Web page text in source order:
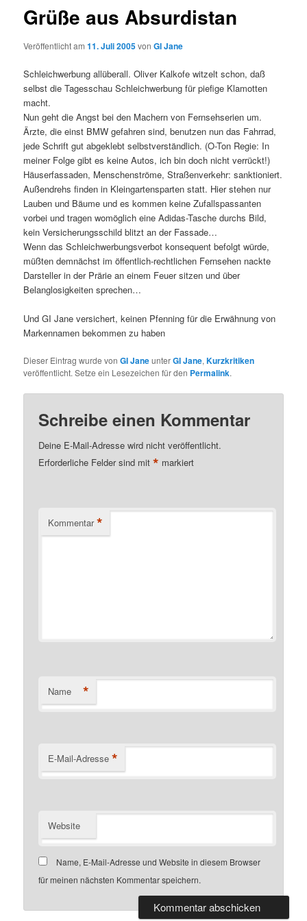
Grüße aus Absurdistan
Veröffentlicht am11. Juli 2005vonGI Jane
Schleichwerbung allüberall. Oliver Kalkofe witzelt schon, daß
selbst die Tagesschau Schleichwerbung für piefige Klamotten
macht.
Nun geht die Angst bei den Machern von Fernsehserien um.
Ärzte, die einst BMW gefahren sind, benutzen nun das Fahrrad,
jede Schrift gut abgeklebt selbstverständlich. (O-Ton Regie: In
meiner Folge gibt es keine Autos, ich bin doch nicht verrückt!)
Häuserfassaden, Menschenströme, Straßenverkehr: sanktioniert.
Außendrehs finden in Kleingartensparten statt. Hier stehen nur
Lauben und Bäume und es kommen keine Zufallspassanten
vorbei und tragen womöglich eine Adidas-Tasche durchs Bild,
kein Versicherungsschild blitzt an der Fassade…
Wenn das Schleichwerbungsverbot konsequent befolgt würde,
müßten demnächst im öffentlich-rechtlichen Fernsehen nackte
Darsteller in der Prärie an einem Feuer sitzen und über
Belanglosigkeiten sprechen…
Und GI Jane versichert, keinen Pfenning für die Erwähnung von
Markennamen bekommen zu haben
Dieser Eintrag wurde vonGI JaneunterGI Jane,Kurzkritiken
veröffentlicht. Setze ein Lesezeichen für den Permalink.
Schreibe einen Kommentar
Deine E-Mail-Adresse wird nicht veröffentlicht.
Erforderliche Felder sind mit* markiert
Kommentar *
Name *
E-Mail-Adresse *
Website
Name, E-Mail-Adresse und Website in diesem Browser
für meinen nächsten Kommentar speichern.